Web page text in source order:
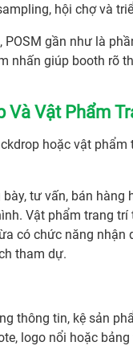
hội chợ và
, POSM gần như là
nhấn giúp booth rõ
Và Vật Phẩm
hoặc vật phẩm
tư vấn, bán hàng
Vật phẩm trang
có chức năng nhận
tham dự.
thông tin, kệ sản
logo nổi hoặc